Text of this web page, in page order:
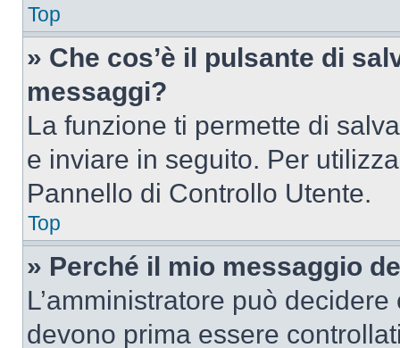
Top
» Che cos’è il pulsante di
messaggi?
La funzione ti permette di
e inviare in seguito. Per
Pannello di Controllo Utente.
Top
» Perché il mio messaggio
L’amministratore può
devono prima essere